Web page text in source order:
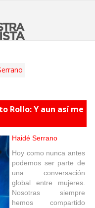
Rollo: Y aun así me
Haidé Serrano
Hoy como nunca antes
podemos ser parte de
una conversación
global entre mujeres.
Nosotras siempre
hemos compartido